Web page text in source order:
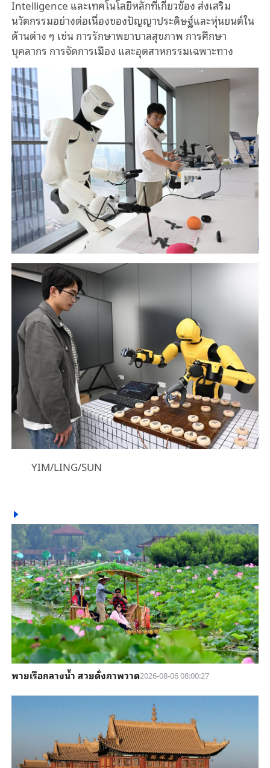
Intelligence และเทคโนโลยีหลักที่เกี่ยวข้อง ส่งเสริม
นวัตกรรมอย่างต่อเนื่องของปัญญาประดิษฐ์และหุ่นยนต์ใน
ด้านต่าง ๆ เช่น การรักษาพยาบาลสุขภาพ การศึกษา
บุคลากร การจัดการเมือง และอุตสาหกรรมเฉพาะทาง
YIM/LING/SUN
พายเรือกลางน้ำ สวยดั่งภาพวาด2026-08-06 08:00:27